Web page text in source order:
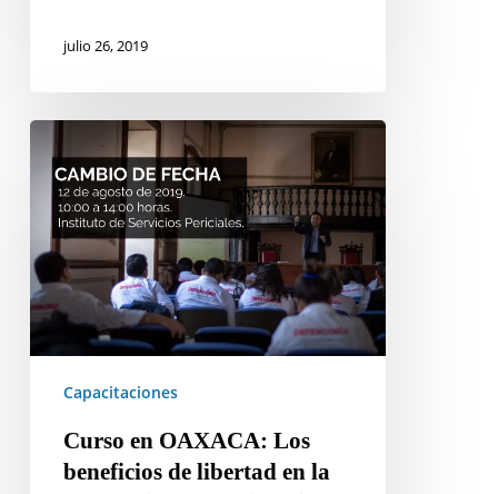
julio 26, 2019
OAXACA:
beneficios
de
libertad
en
Ejecución
Capacitaciones
Curso en OAXACA: Los
beneficios de libertad en la